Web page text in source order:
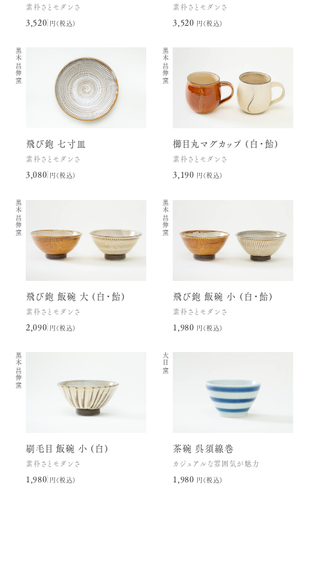
素朴さとモダンさ
3,520円(税込)
素朴さとモダンさ
3,520円(税込)
黒木昌伸窯
飛び鉋 七寸皿
素朴さとモダンさ
3,080円(税込)
黒木昌伸窯
櫛目丸マグカップ (白・飴)
素朴さとモダンさ
3,190円(税込)
黒木昌伸窯
飛び鉋 飯碗 大 (白・飴)
素朴さとモダンさ
2,090円(税込)
黒木昌伸窯
飛び鉋 飯碗 小 (白・飴)
素朴さとモダンさ
1,980円(税込)
黒木昌伸窯
刷毛目 飯碗 小 (白)
素朴さとモダンさ
1,980円(税込)
大日窯
茶碗 呉須線巻
カジュアルな雰囲気が魅力
1,980円(税込)